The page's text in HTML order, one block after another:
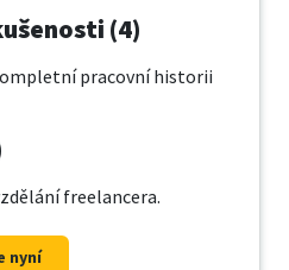
(4)
pracovní historii
freelancera.
nyní